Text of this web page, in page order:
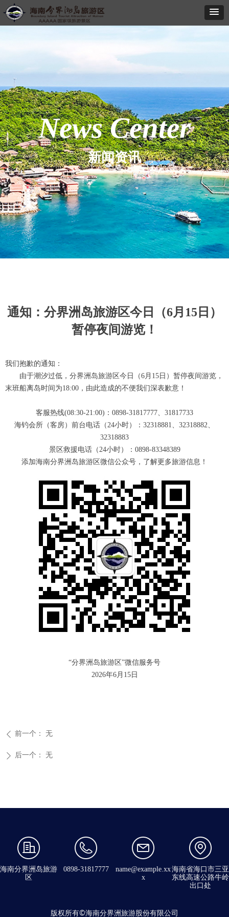
通知：分界洲岛旅游区今日（6月15日）
暂停夜间游览！
我们抱歉的通知：
由于潮汐过低，分界洲岛旅游区今日（6月15日）暂停夜间游览，
末班船离岛时间为18:00，由此造成的不便我们深表歉意！
客服热线(08:30-21:00)：0898-31817777、31817733
海钓会所（客房）前台电话（24小时）：32318881、32318882、
32318883
景区救援电话（24小时）：0898-83348389
添加海南分界洲岛旅游区微信公众号，了解更多旅游信息！
“分界洲岛旅游区”微信服务号
2026年6月15日
ꄴ 前一个： 无
ꄲ 后一个： 无
News Center
新闻资讯
版权所有©海南分界洲旅游股份有限公司
海南分界洲岛旅游
区
0898-31817777
name@example.xx
x
海南省海口市三亚
东线高速公路牛岭
出口处